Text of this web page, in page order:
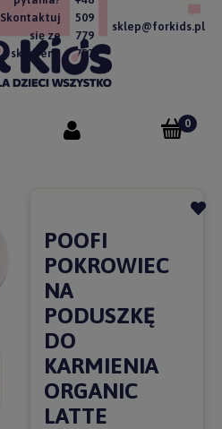
Skontaktuj
się ze
sklepem!
509
779
757
sklep@forkids.pl
POOFI
POKROWIEC
NA
PODUSZKĘ
DO
KARMIENIA
ORGANIC
LATTE